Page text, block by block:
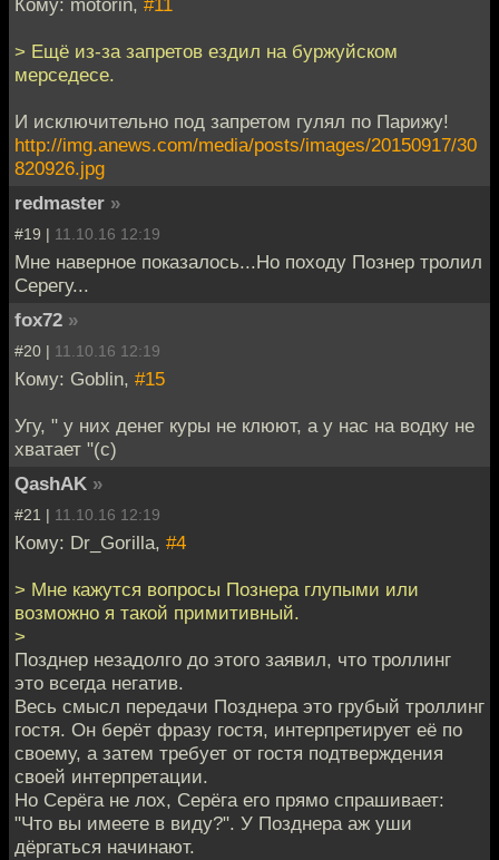
Кому: motorin, #11
> Ещё из-за запретов ездил на буржуйском
мерседесе.
И исключительно под запретом гулял по Парижу!
http://img.anews.com/media/posts/images/20150917/30
820926.jpg
redmaster »
#19 | 11.10.16 12:19
Мне наверное показалось...Но походу Познер тролил
Серегу...
fox72 »
#20 | 11.10.16 12:19
Кому: Goblin, #15
Угу, " у них денег куры не клюют, а у нас на водку не
хватает "(с)
QashAK »
#21 | 11.10.16 12:19
Кому: Dr_Gorilla, #4
> Мне кажутся вопросы Познера глупыми или
возможно я такой примитивный.
>
Позднер незадолго до этого заявил, что троллинг
это всегда негатив.
Весь смысл передачи Позднера это грубый троллинг
гостя. Он берёт фразу гостя, интерпретирует её по
своему, а затем требует от гостя подтверждения
своей интерпретации.
Но Серёга не лох, Серёга его прямо спрашивает:
"Что вы имеете в виду?". У Позднера аж уши
дёргаться начинают.